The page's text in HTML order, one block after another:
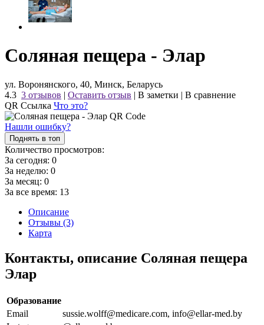
Соляная пещера - Элар
ул. Воронянского, 40, Минск, Беларусь
4.3 3 отзывов | Оставить отзыв | В заметки | В сравнение
QR Ссылка Что это?
Нашли ошибку?
Поднять в топ
Количество просмотров:
За сегодня: 0
За неделю: 0
За месяц: 0
За все время: 13
Описание
Отзывы (3)
Карта
Контакты, описание Соляная пещера
Элар
Образование
Email
sussie.wolff@medicare.com, info@ellar-med.by